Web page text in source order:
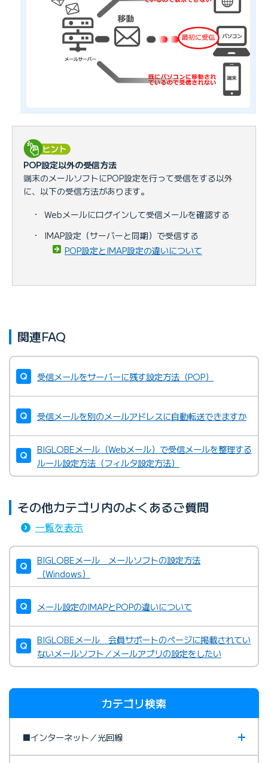
POP設定以外の受信方法
端末のメールソフトにPOP設定を行って受信をする以外
に、以下の受信方法があります。
・
Webメールにログインして受信メールを確認する
・
IMAP設定（サーバーと同期）で受信する
POP設定とIMAP設定の違いについて
関連FAQ
受信メールをサーバーに残す設定方法（POP）
受信メールを別のメールアドレスに自動転送できますか
BIGLOBEメール（Webメール）で受信メールを整理する
ルール設定方法（フィルタ設定方法）
その他カテゴリ内のよくあるご質問
一覧を表示
BIGLOBEメール メールソフトの設定方法
（Windows）
メール設定のIMAPとPOPの違いについて
BIGLOBEメール 会員サポートのページに掲載されてい
ないメールソフト／メールアプリの設定をしたい
カテゴリ検索
■インターネット／光回線